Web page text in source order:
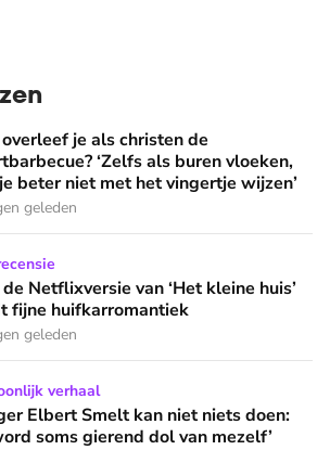
christen de buurtbarbecue? ‘Zelfs als
je als christen de
‘Zelfs als buren vloeken,
beter niet met het vingertje wijzen’
geleden
van ‘Het kleine huis’ biedt fijne
Netflixversie van ‘Het kleine huis’
fijne huifkarromantiek
geleden
kan niet niets doen: ‘Ik word soms
verhaal
Elbert Smelt kan niet niets doen:
soms gierend dol van mezelf’